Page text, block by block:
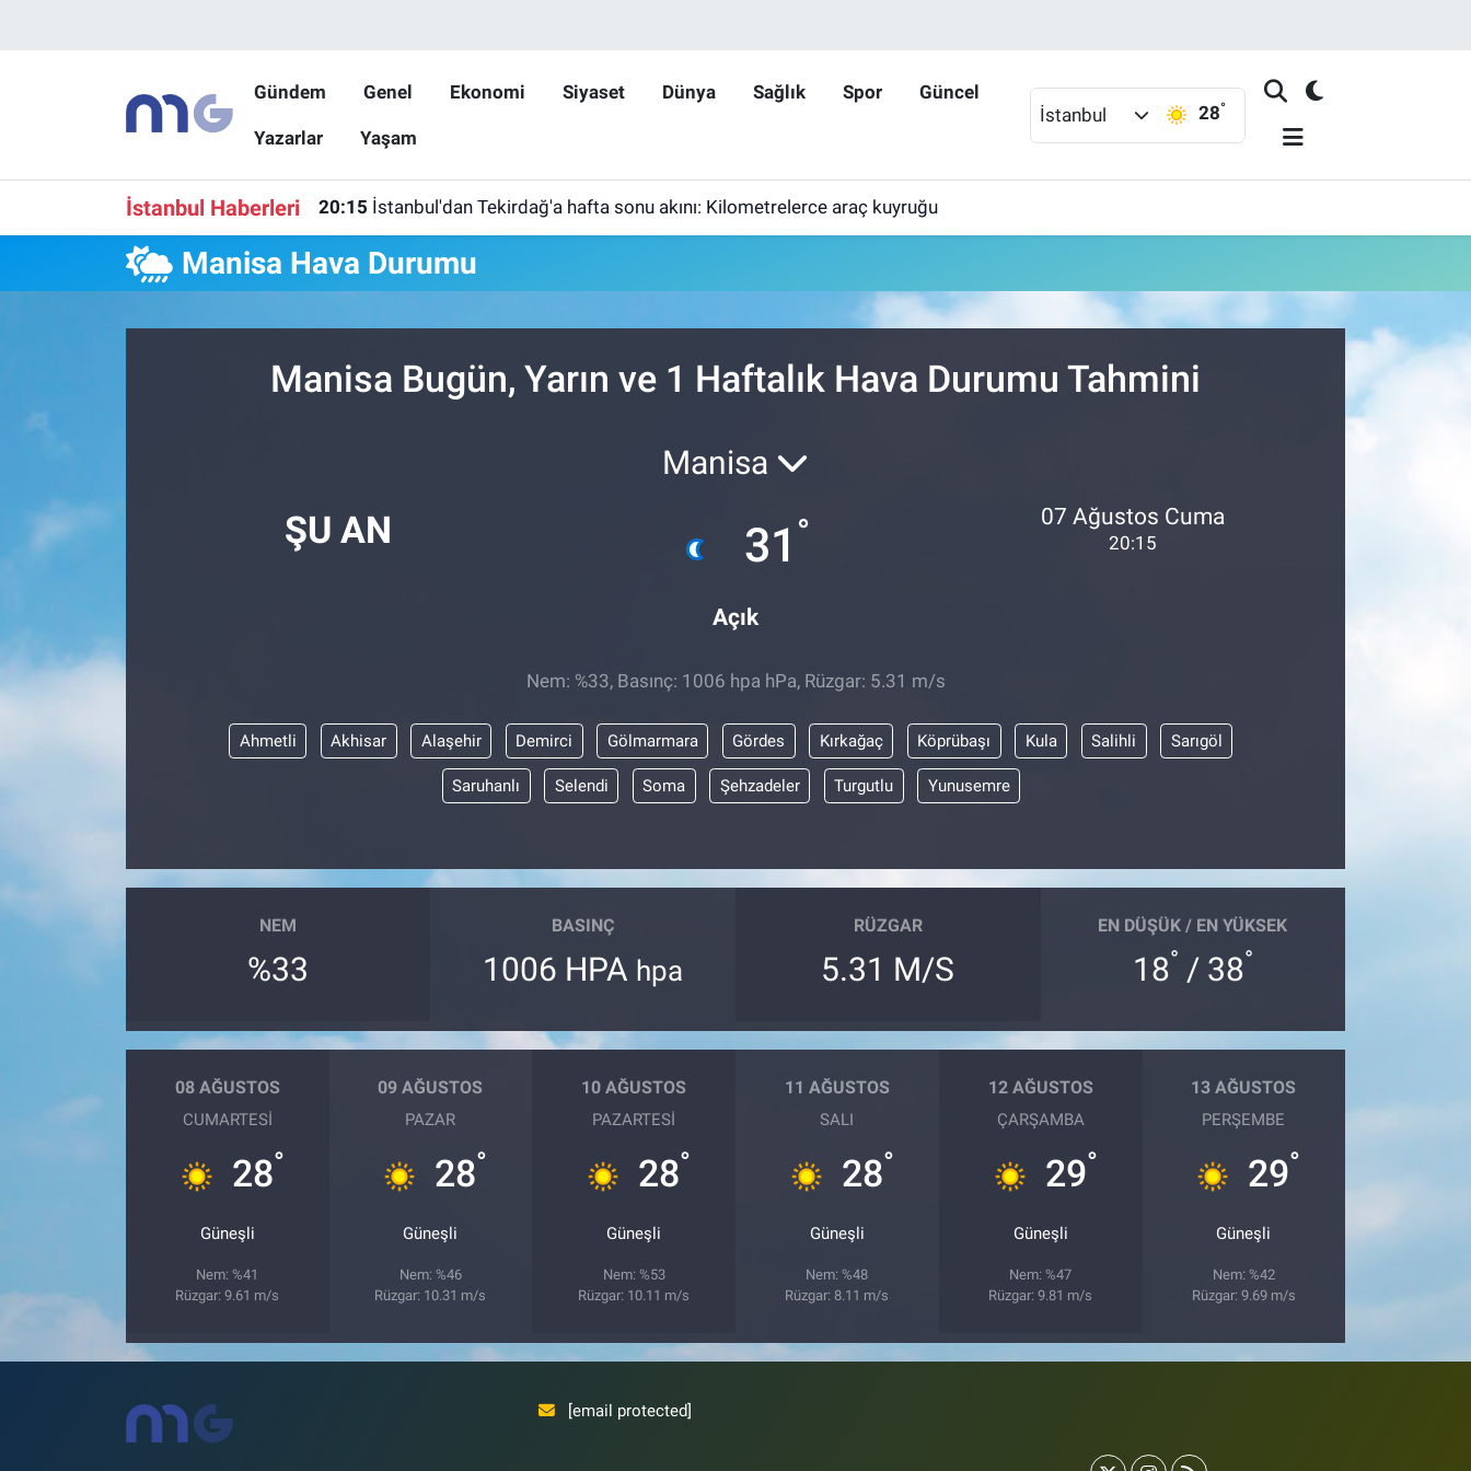
Gündem Genel Ekonomi Siyaset Dünya Sağlık Spor Güncel
Yazarlar Yaşam
İstanbul 28°
İstanbul Haberleri 20:15 İstanbul'dan Tekirdağ'a hafta sonu akını: Kilometrelerce araç kuyruğu
Manisa Hava Durumu
Manisa Bugün, Yarın ve 1 Haftalık Hava Durumu Tahmini
ŞU AN
Manisa
31 °
Açık
07 Ağustos Cuma
20:15
Nem: %33, Basınç: 1006 hpa hPa, Rüzgar: 5.31 m/s
Ahmetli Akhisar Alaşehir Demirci Gölmarmara Gördes Kırkağaç Köprübaşı Kula Salihli Sarıgöl
Saruhanlı Selendi Soma Şehzadeler Turgutlu Yunusemre
NEM
%33
BASINÇ
1006 HPA hpa
RÜZGAR
5.31 M/S
EN DÜŞÜK / EN YÜKSEK
18° / 38°
08 AĞUSTOS
CUMARTESI
28°
Güneşli
Nem: %41
Rüzgar: 9.61 m/s
09 AĞUSTOS
PAZAR
28°
Güneşli
Nem: %46
Rüzgar: 10.31 m/s
10 AĞUSTOS
PAZARTESI
28°
Güneşli
Nem: %53
Rüzgar: 10.11 m/s
11 AĞUSTOS
SALI
28°
Güneşli
Nem: %48
Rüzgar: 8.11 m/s
12 AĞUSTOS
ÇARŞAMBA
29°
Güneşli
Nem: %47
Rüzgar: 9.81 m/s
13 AĞUSTOS
PERŞEMBE
29°
Güneşli
Nem: %42
Rüzgar: 9.69 m/s
[email protected]
Hava Durumu
İstanbul Namaz Vakitleri
Trafik Durumu